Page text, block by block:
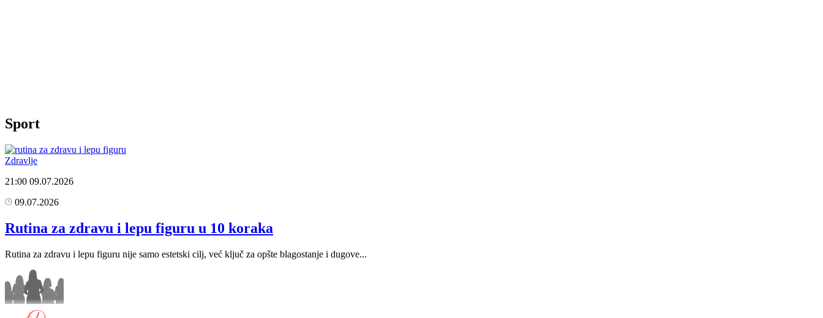
Sport
Zdravlje
21:00 09.07.2026
09.07.2026
Rutina za zdravu i lepu figuru u 10 koraka
Rutina za zdravu i lepu figuru nije samo estetski cilj, već ključ za opšte blagostanje i dugove...